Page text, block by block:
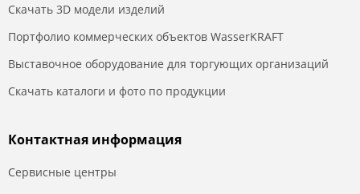
Скачать 3D модели изделий
Портфолио коммерческих объектов WasserKRAFT
Выставочное оборудование для торгующих организаций
Скачать каталоги и фото по продукции
Контактная информация
Сервисные центры